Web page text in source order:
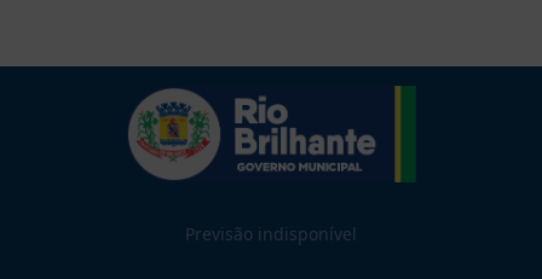
Previsão indisponível